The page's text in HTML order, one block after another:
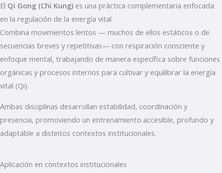
El Qi Gong (Chi Kung) es una práctica complementaria enfocada
en la regulación de la energía vital.
Combina movimientos lentos — muchos de ellos estáticos o de
secuencias breves y repetitivas— con respiración consciente y
enfoque mental, trabajando de manera específica sobre funciones
orgánicas y procesos internos para cultivar y equilibrar la energía
vital (Qi).
Ambas disciplinas desarrollan estabilidad, coordinación y
presencia, promoviendo un entrenamiento accesible, profundo y
adaptable a distintos contextos institucionales.
Aplicación en contextos institucionales